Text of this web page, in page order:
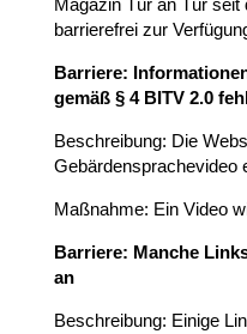
Magazin Tür an Tür
barrierefrei zur
Barriere:
gemäß § 4 BITV 2.0
Beschreibung: Die
Gebärdensprachevideo
Maßnahme: Ein Video
Barriere: Manche
an
Beschreibung: Einige